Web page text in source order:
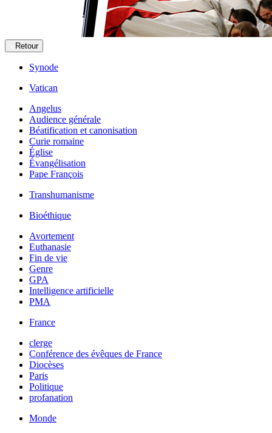
Retour
Synode
Vatican
Angelus
Audience générale
Béatification et canonisation
Curie romaine
Église
Évangélisation
Pape François
Transhumanisme
Bioéthique
Avortement
Euthanasie
Fin de vie
Genre
GPA
Intelligence artificielle
PMA
France
clerge
Conférence des évêques de France
Diocèses
Paris
Politique
profanation
Monde